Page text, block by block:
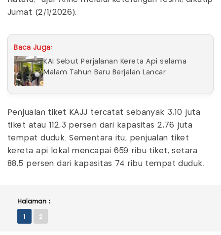
Jumat (2/1/2026).
Baca Juga:
KAI Sebut Perjalanan Kereta Api selama
Malam Tahun Baru Berjalan Lancar
Penjualan tiket KAJJ tercatat sebanyak 3,10 juta
tiket atau 112,3 persen dari kapasitas 2,76 juta
tempat duduk. Sementara itu, penjualan tiket
kereta api lokal mencapai 659 ribu tiket, setara
88,5 persen dari kapasitas 74 ribu tempat duduk.
Halaman :
1 2